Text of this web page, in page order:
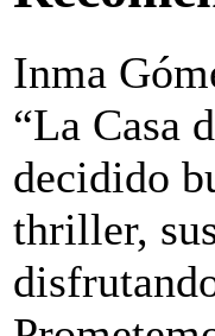
Inma
“La Casa
decidido
thriller,